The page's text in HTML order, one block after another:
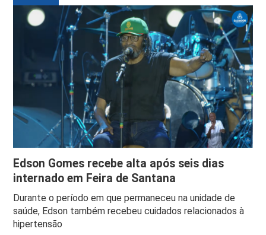
Edson Gomes recebe alta após seis dias
internado em Feira de Santana
Durante o período em que permaneceu na unidade de
saúde, Edson também recebeu cuidados relacionados à
hipertensão